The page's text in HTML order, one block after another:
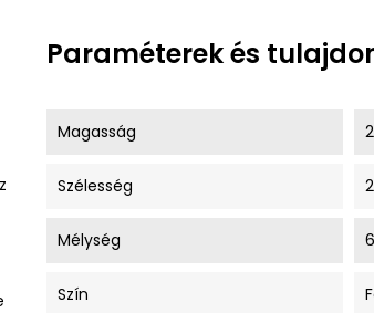
Paraméterek és
Magasság
Szélesség
Mélység
Szín